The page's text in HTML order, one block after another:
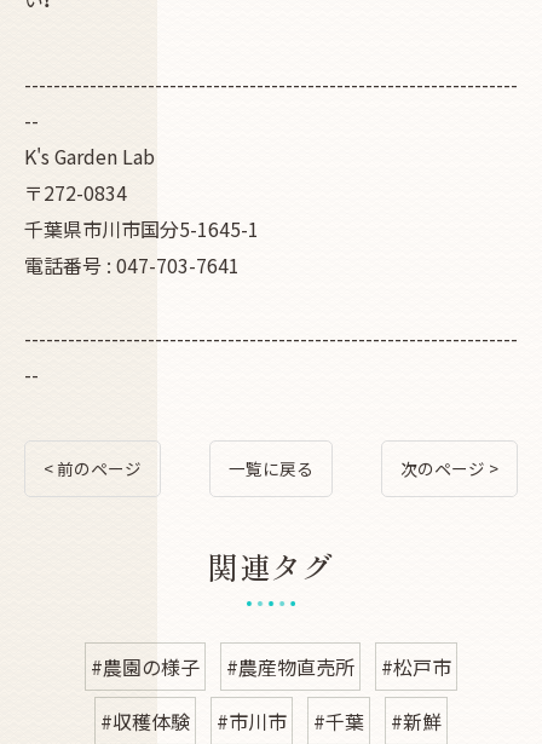
--------------------------------------------------------------------
--
K's Garden Lab
〒272-0834
千葉県市川市国分5-1645-1
電話番号 : 047-703-7641
--------------------------------------------------------------------
--
< 前のページ 一覧に戻る 次のページ >
関連タグ
#農園の様子 #農産物直売所
#松戸市
#収穫体験
#市川市 #千葉
#新鮮